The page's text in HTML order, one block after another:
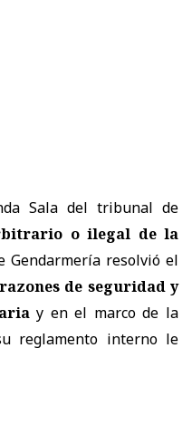
Sala del tribunal de
o ilegal de la
Gendarmería resolvió el
razones de seguridad y
y en el marco de la
reglamento interno le